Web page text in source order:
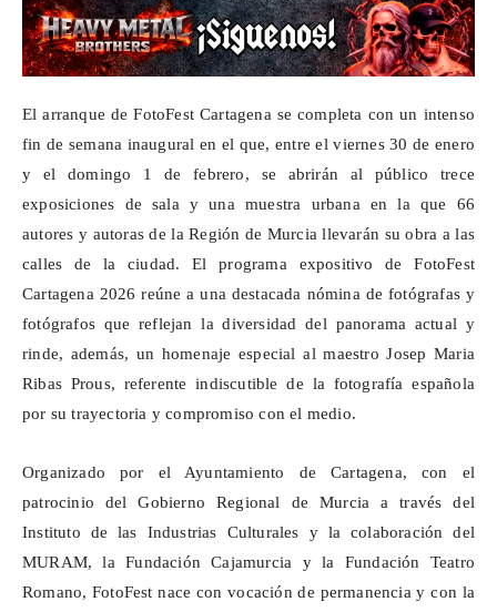
El arranque deFotoFestCartagena se completa con un intenso
fin de semana inaugural en el que, entre el viernes 30 de enero
y el domingo 1 de febrero, se abrirán al público trece
exposiciones de sala y una muestra urbana en la que 66
autores y autoras de la Región de Murcia llevarán su obra a las
calles de la ciudad. El programa expositivo deFotoFest
Cartagena 2026 reúne a una destacada nómina de fotógrafas y
fotógrafos que reflejan la diversidad del panorama actual y
rinde, además, un homenaje especial al maestro Josep Maria
Ribas Prous, referente indiscutible de la fotografía española
por su trayectoria y compromiso con el medio.
Organizado por el Ayuntamiento de Cartagena, con el
patrocinio del Gobierno Regional de Murcia a través del
Instituto de las Industrias Culturales y la colaboración del
MURAM, la FundaciónCajamurcia y la Fundación Teatro
Romano,FotoFest nace con vocación de permanencia y con la